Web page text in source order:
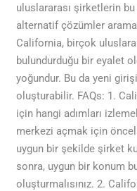
uluslararası şirketlerin
alternatif çözümler
California, birçok
bulundurduğu bir eyalet
yoğundur. Bu da yeni
oluşturabilir. FAQs: 1.
için hangi adımları
merkezi açmak için
uygun bir şekilde şirket
sonra, uygun bir konum
oluşturmalısınız. 2.